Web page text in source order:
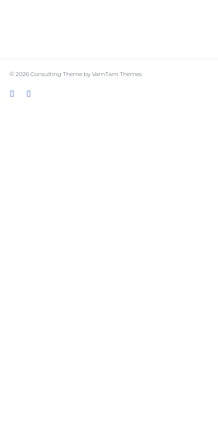
© 2026 Consulting Theme by VamTam Themes